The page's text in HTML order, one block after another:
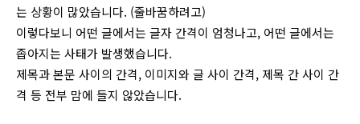
는 상황이 많았습니다. (줄바꿈하려고)
이렇다보니 어떤 글에서는 글자 간격이 엄청나고, 어떤 글에서는
좁아지는 사태가 발생했습니다.
제목과 본문 사이의 간격, 이미지와 글 사이 간격, 제목 간 사이 간
격 등 전부 맘에 들지 않았습니다.